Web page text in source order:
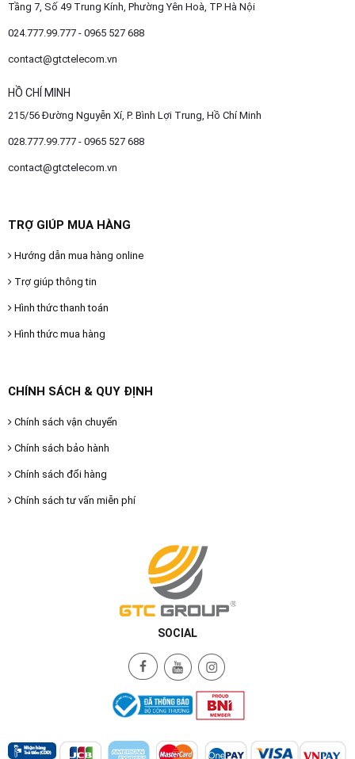
Tầng 7, Số 49 Trung Kính, Phường Yên Hoà, TP Hà Nội
024.777.99.777 - 0965 527 688
contact@gtctelecom.vn
HỒ CHÍ MINH
215/56 Đường Nguyễn Xí, P. Bình Lợi Trung, Hồ Chí Minh
028.777.99.777 - 0965 527 688
contact@gtctelecom.vn
TRỢ GIÚP MUA HÀNG
Hướng dẫn mua hàng online
Trợ giúp thông tin
Hình thức thanh toán
Hình thức mua hàng
CHÍNH SÁCH & QUY ĐỊNH
Chính sách vận chuyển
Chính sách bảo hành
Chính sách đổi hàng
Chính sách tư vấn miễn phí
SOCIAL